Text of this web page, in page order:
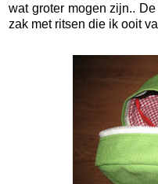
wat groter mogen zijn..
zak met ritsen die ik ooit